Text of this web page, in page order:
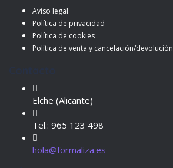
Aviso legal
Política de privacidad
Política de cookies
Política de venta y cancelación/devolución
Elche (Alicante)
Tel.: 965 123 498
hola@formaliza.es